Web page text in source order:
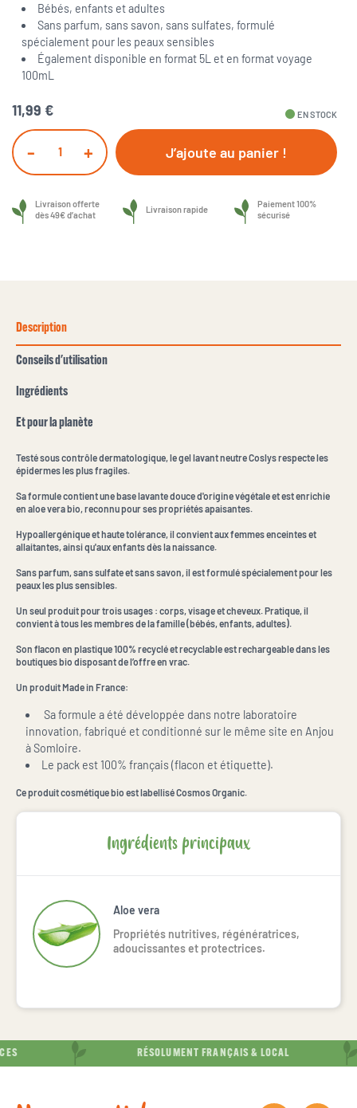
Bébés, enfants et adultes
Sans parfum, sans savon, sans sulfates, formulé
spécialement pour les peaux sensibles
Également disponible en format 5L et en format voyage
100mL
11,99 € fiber_manual_record EN STOCK
- + J’ajoute au panier !
Livraison offerte
dès 49€ d’achat
Livraison rapide
Paiement 100%
sécurisé
Description
Conseils d'utilisation
Ingrédients
Et pour la planète
Testé sous contrôle dermatologique, le gel lavant neutre Coslys respecte les
épidermes les plus fragiles.
Sa formule contient une base lavante douce d'origine végétale et est enrichie
en aloe vera bio, reconnu pour ses propriétés apaisantes.
Hypoallergénique et haute tolérance, il convient aux femmes enceintes et
allaitantes, ainsi qu'aux enfants dès la naissance.
Sans parfum, sans sulfate et sans savon, il est formulé spécialement pour les
peaux les plus sensibles.
Un seul produit pour trois usages : corps, visage et cheveux. Pratique, il
convient à tous les membres de la famille (bébés, enfants, adultes).
Son flacon en plastique 100% recyclé et recyclable est rechargeable dans les
boutiques bio disposant de l’offre en vrac.
Un produit Made in France:
Sa formule a été développée dans notre laboratoire
innovation, fabriqué et conditionné sur le même site en Anjou
à Somloire.
Le pack est 100% français (flacon et étiquette).
Ce produit cosmétique bio est labellisé Cosmos Organic.
Ingrédients principaux
Aloe vera
Propriétés nutritives, régénératrices,
adoucissantes et protectrices.
RÉSOLUMENT FRANÇAIS & LOCAL